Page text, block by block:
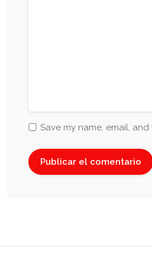
Save my name, email,